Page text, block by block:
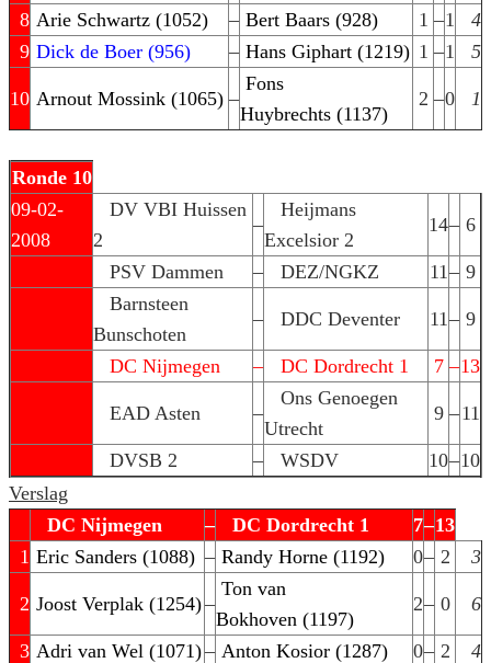
8 Arie Schwartz (1052) – Bert Baars (928) 1 –1
4
9 Dick de Boer (956) – Hans Giphart (1219) 1 –1 5
10 Arnout Mossink (1065) –
Fons
Huybrechts (1137)
2 –0 1
Ronde 10
09-02-
2008
DV VBI Huissen
2
–
Heijmans
Excelsior 2
14– 6
PSV Dammen – DEZ/NGKZ 11– 9
Barnsteen
Bunschoten
– DDC Deventer 11– 9
DC Nijmegen – DC Dordrecht 1 7 –13
EAD Asten –
Ons Genoegen
Utrecht
9 –11
DVSB 2 – WSDV 10–10
Verslag
DC Nijmegen
– DC Dordrecht 1 7–13
1 Eric Sanders (1088) – Randy Horne (1192) 0– 2 3
2 Joost Verplak (1254)–
Ton van
Bokhoven (1197)
2– 0 6
3 Adri van Wel (1071)– Anton Kosior (1287) 0– 2
4